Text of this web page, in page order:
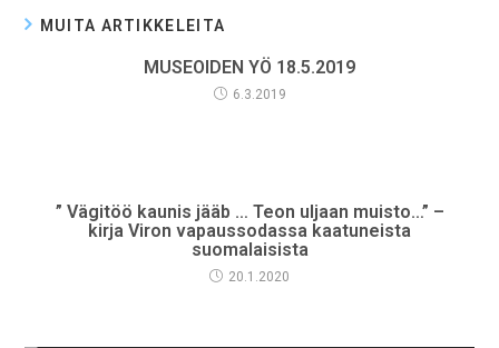
MUITA ARTIKKELEITA
MUSEOIDEN YÖ 18.5.2019
6.3.2019
” Vägitöö kaunis jääb … Teon uljaan muisto…” –
kirja Viron vapaussodassa kaatuneista
suomalaisista
20.1.2020